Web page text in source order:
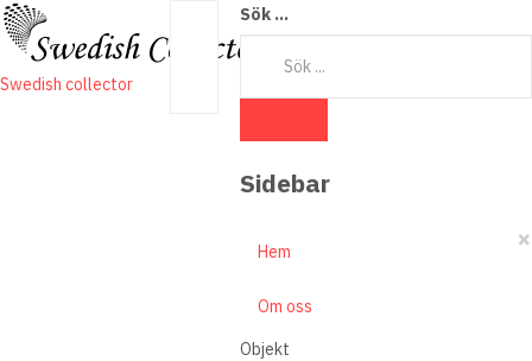
Swedish collector
Sök ...
Sidebar
×
Hem
Om oss
Objekt